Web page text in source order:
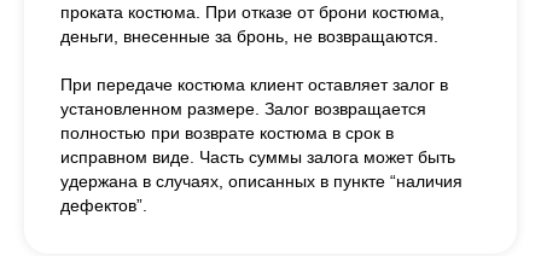
проката костюма. При отказе от брони костюма,
деньги, внесенные за бронь, не возвращаются.
При передаче костюма клиент оставляет залог в
установленном размере. Залог возвращается
полностью при возврате костюма в срок в
исправном виде. Часть суммы залога может быть
удержана в случаях, описанных в пункте “наличия
дефектов”.